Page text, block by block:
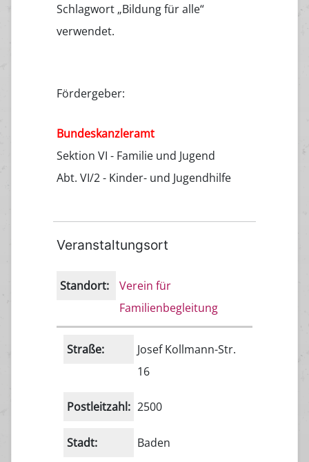
Schlagwort „Bildung für alle“
verwendet.
Fördergeber:
Bundeskanzleramt
Sektion VI - Familie und Jugend
Abt. VI/2 - Kinder- und Jugendhilfe
Veranstaltungsort
Standort:
Verein für
Familienbegleitung
Straße:
Josef Kollmann-Str.
16
Postleitzahl: 2500
Stadt: Baden